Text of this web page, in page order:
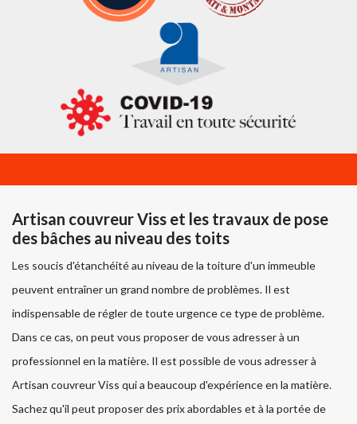
Artisan couvreur Viss et les travaux de pose
des bâches au niveau des toits
Les soucis d'étanchéité au niveau de la toiture d'un immeuble
peuvent entraîner un grand nombre de problèmes. Il est
indispensable de régler de toute urgence ce type de problème.
Dans ce cas, on peut vous proposer de vous adresser à un
professionnel en la matière. Il est possible de vous adresser à
Artisan couvreur Viss qui a beaucoup d'expérience en la matière.
Sachez qu'il peut proposer des prix abordables et à la portée de